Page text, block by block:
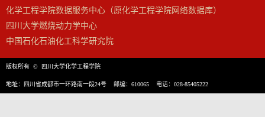
化学工程学院数据服务中心（原化学工程学院网络数据库）
四川大学燃烧动力学中心
中国石化石油化工科学研究院
版权所有 © 四川大学化学工程学院
地址：四川省成都市一环路南一段24号 邮编：610065 电话：028-85405222